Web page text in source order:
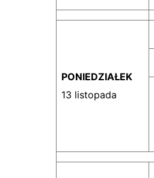
PONIEDZIAŁEK
13 listopada